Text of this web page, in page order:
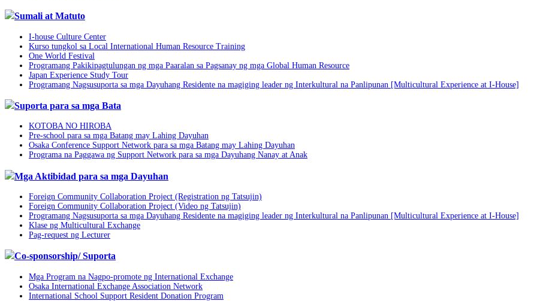
Sumali at Matuto
I-house Culture Center
Kurso tungkol sa Local International Human Resource Training
One World Festival
Programang Pakikipagtulungan ng mga Paaralan sa Pagsanay ng mga Global Human Resource
Japan Experience Study Tour
Programang Nagsusuporta sa mga Dayuhang Residente na magiging leader ng Interkultural na Panlipunan [Multicultural Experience at I-House]
Suporta para sa mga Bata
KOTOBA NO HIROBA
Pre-school para sa mga Batang may Lahing Dayuhan
Osaka Conference Support Network para sa mga Batang may Lahing Dayuhan
Programa na Paggawa ng Support Network para sa mga Dayuhang Nanay at Anak
Mga Aktibidad para sa mga Dayuhan
Foreign Community Collaboration Project (Registration ng Tatsujin)
Foreign Community Collaboration Project (Video ng Tatsujin)
Programang Nagsusuporta sa mga Dayuhang Residente na magiging leader ng Interkultural na Panlipunan [Multicultural Experience at I-House]
Klase ng Multicultural Exchange
Pag-request ng Lecturer
Co-sponsorship/ Suporta
Mga Program na Nagpo-promote ng International Exchange
Osaka International Exchange Association Network
International School Support Resident Donation Program